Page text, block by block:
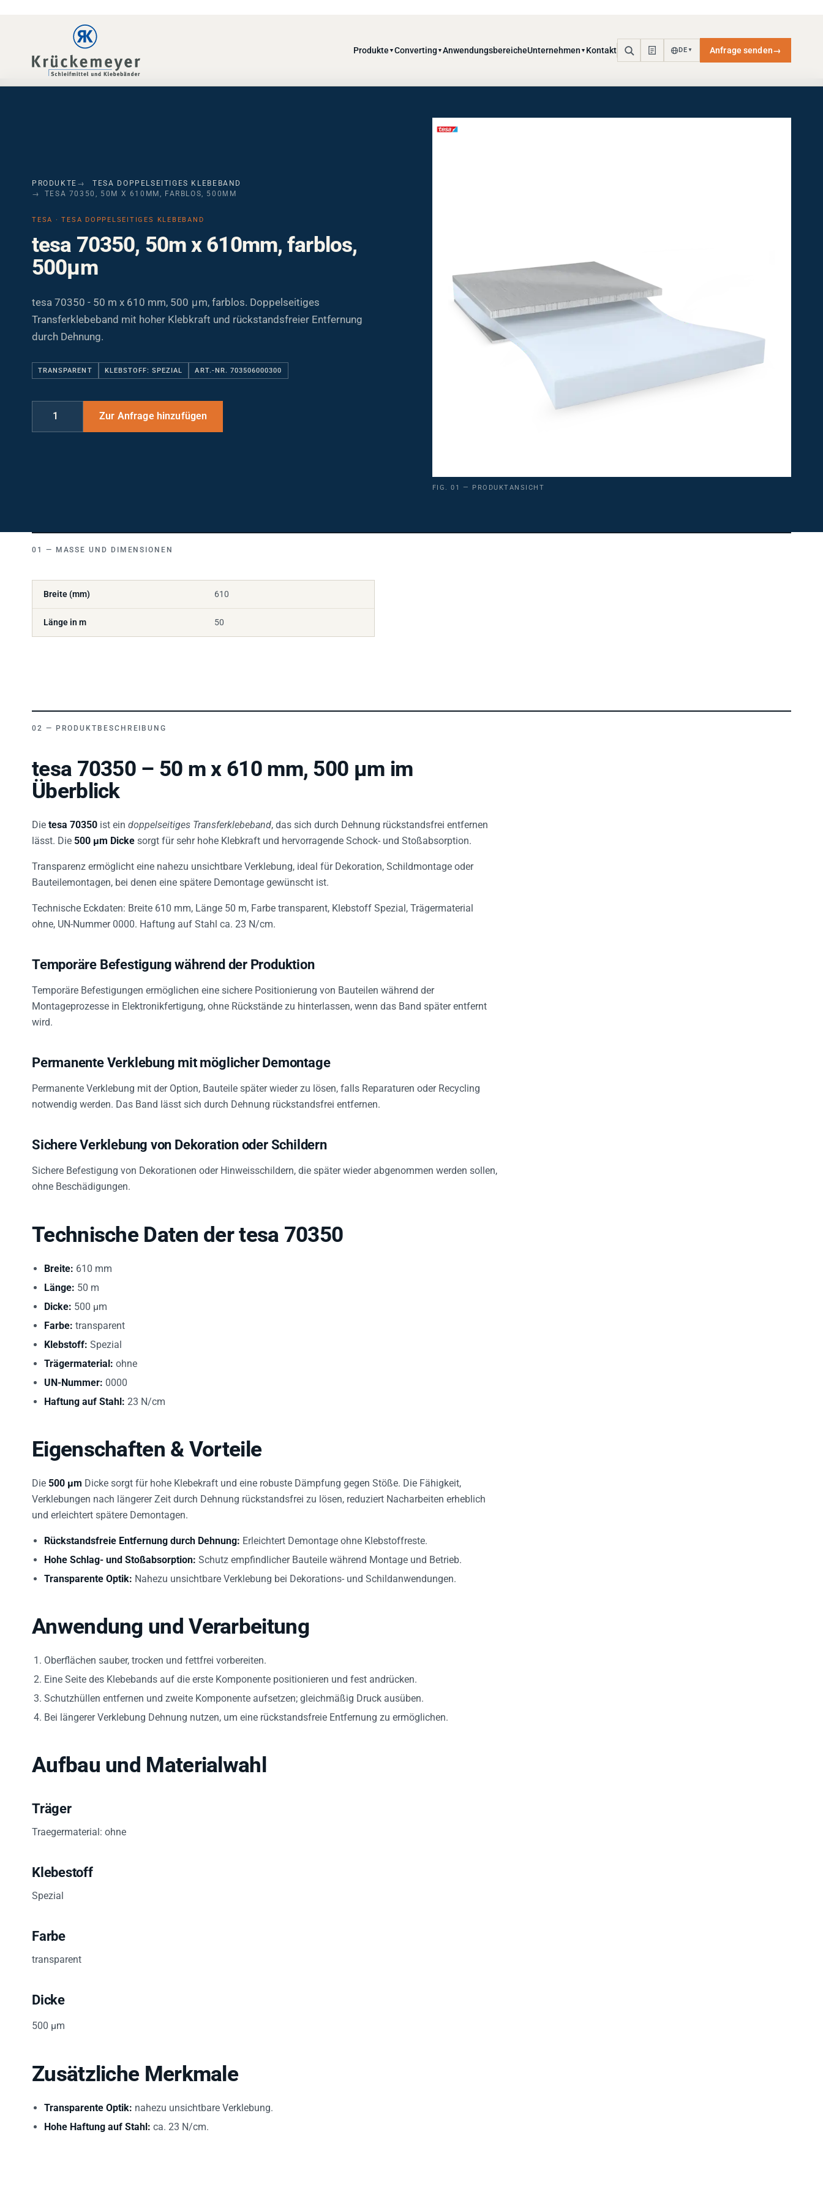
TESA 70350, 50M X 610MM, FARBLOS, 500ΜM
tesa 70350, 50m x 610mm, farblos,
500µm
tesa 70350 - 50 m x 610 mm, 500 μm, farblos. Doppelseitiges
Transferklebeband mit hoher Klebkraft und rückstandsfreier Entfernung
durch Dehnung.
TRANSPARENT KLEBSTOFF: SPEZIAL ART.-NR. 703506000300
tesa 70350 – 50 m x 610 mm, 500 µm im
Überblick
Die tesa 70350 ist ein doppelseitiges Transferklebeband , das sich durch Dehnung rückstandsfrei entfernen
lässt. Die 500 µm Dicke sorgt für sehr hohe Klebkraft und hervorragende Schock- und Stoßabsorption.
Transparenz ermöglicht eine nahezu unsichtbare Verklebung, ideal für Dekoration, Schildmontage oder
Bauteilemontagen, bei denen eine spätere Demontage gewünscht ist.
Technische Eckdaten: Breite 610 mm, Länge 50 m, Farbe transparent, Klebstoff Spezial, Trägermaterial
ohne, UN-Nummer 0000. Haftung auf Stahl ca. 23 N/cm.
Temporäre Befestigung während der Produktion
Temporäre Befestigungen ermöglichen eine sichere Positionierung von Bauteilen während der
Montageprozesse in Elektronikfertigung, ohne Rückstände zu hinterlassen, wenn das Band später entfernt
wird.
Permanente Verklebung mit möglicher Demontage
Permanente Verklebung mit der Option, Bauteile später wieder zu lösen, falls Reparaturen oder Recycling
notwendig werden. Das Band lässt sich durch Dehnung rückstandsfrei entfernen.
Sichere Verklebung von Dekoration oder Schildern
Sichere Befestigung von Dekorationen oder Hinweisschildern, die später wieder abgenommen werden sollen,
ohne Beschädigungen.
Technische Daten der tesa 70350
Breite:
610 mm
Länge:
50 m
Dicke:
500 µm
Farbe:
Klebstoff: Spezial
Trägermaterial:
ohne
UN-Nummer:
0000
Haftung auf Stahl: 23 N/cm
Eigenschaften & Vorteile
Die 500 µm
Dicke sorgt für hohe Klebekraft und eine robuste Dämpfung gegen Stöße. Die Fähigkeit,
Verklebungen nach längerer Zeit durch Dehnung rückstandsfrei zu lösen, reduziert Nacharbeiten erheblich
und erleichtert spätere Demontagen.
Rückstandsfreie Entfernung durch Dehnung:
Erleichtert Demontage ohne Klebstoffreste.
Hohe Schlag- und Stoßabsorption:
Schutz empfindlicher Bauteile während Montage und Betrieb.
Transparente Optik:
Nahezu unsichtbare Verklebung bei Dekorations- und Schildanwendungen.
Anwendung und Verarbeitung
Oberflächen sauber, trocken und fettfrei vorbereiten.
Eine Seite des Klebebands auf die erste Komponente positionieren und fest andrücken.
Schutzhüllen entfernen und zweite Komponente aufsetzen; gleichmäßig Druck ausüben.
Bei längerer Verklebung Dehnung nutzen, um eine rückstandsfreie Entfernung zu ermöglichen.
Aufbau und Materialwahl
Träger
Traegermaterial: ohne
Klebestoff
Spezial
Farbe
Dicke
500 µm
Zusätzliche Merkmale
Transparente Optik:
nahezu unsichtbare Verklebung.
Hohe Haftung auf Stahl:
ca. 23 N/cm.